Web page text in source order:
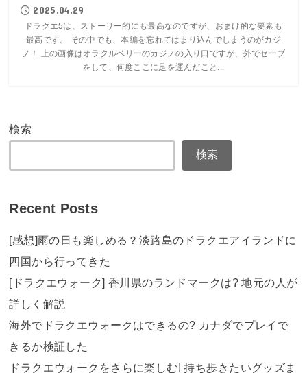
2025.04.29
ドラクエ5は、ストーリー的にも最高なのですが、おまけ的な要素も
最高です。 その中でも、本編を忘れてはまり込んでしまうのがカジ
ノ！ 上の画像はオラクルベリーのカジノの入り口ですが、外でセーブ
をして、何度ここに足を運んだこと...
検索
検索
Recent Posts
[感想]雨の日も楽しめる？淡路島のドラクエアイランドに
四国から行ってきた
[ドラクエウォーク] 香川県のランドマークは? 地元の人が
詳しく解説
海外でドラクエウォークはできるの? カナダでプレイで
きるか検証した
ドラクエウォークをさらに楽しむ! 持ち歩きたいグッズま